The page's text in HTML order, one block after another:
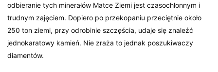
odbieranie tych minerałów Matce Ziemi jest czasochłonnym i
trudnym zajęciem. Dopiero po przekopaniu przeciętnie około
250 ton ziemi, przy odrobinie szczęścia, udaje się znaleźć
jednokaratowy kamień. Nie zraża to jednak poszukiwaczy
diamentów.